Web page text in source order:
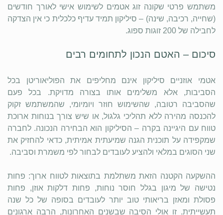
משתמש פרטי שקונה זוג אטמים לשימוש אישי לאורך חודשים
(שחייה, רכיבה, שינה) – סיליקון תמיד עדיף כלכלית כי אין הצדקה
לחבילה של 200 זוגות ספוג.
סיכום – האטם הנכון לתחומים רבים
אטמי אוזניים סיליקון אינם מחליפים את הפוליאוריטן בכל
הסביבות, אלא משלימים אותו בצורה מדויקת. בכל פעם
שהסביבה רטובה, שהשימוש חוזר ויומיומי, שהמשתמש זקוק
להכנסה מהירה ללא תהליכי גלגול, או שיש צורך בנוחות ארוכת
טווח עם היגיינה בקרה – הסיליקון הוא הבחירה הנכונה. לחברה
שמקפידה על תוכנית הגנה שמיעתית אמיתית, כדאי להחזיק את
שני הסוגים במלאי ולהציע לעובדים לבחור לפי משמרת וסביבה.
ההשקעה הקטנה הזאת משתלמת בתוצאות לטווח ארוך: פחות
נטישה של מיגון בגלל חוסר נוחות, פחות דלקות אוזן, פחות
פסולת ומאזן בריאותי טוב יותר לעובדים בסופה של כל שנה
תעשייתית. זו אולי הסיבה שבשנים האחרונות, הרבה ארגונים